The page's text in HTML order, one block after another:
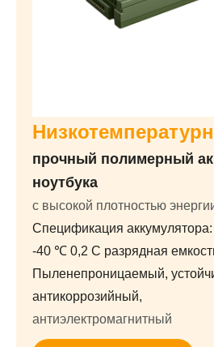
прочный полимерный
ноутбука
с высокой плотностью
Спецификация
-40 ℃ 0,2 C разрядная
Пыленепроницаемый,
антикоррозийный,
антиэлектромагнитный